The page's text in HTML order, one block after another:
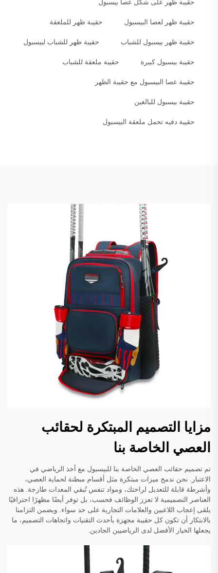
حقيبة ظهر على شكل عصا بيسبول
حقيبة ظهر لعصا البيسبول حقيبة ظهر للملعقة
حقيبة ظهر بيسبول للشباب حقيبة ظهر للشباب لبيسبول
حقيبة بيسبول كبيرة حقيبة ملعقة للشباب
حقيبة عصا البيسبول مع حقيبة الظهر
حقيبة بيسبول للبالغين
حقيبة دفيه تحمل ملعقة البيسبول
مزايا التصميم المبتكرة لحقائب
العصي الخاصة بنا
تم تصميم حقائب العصي الخاصة بنا للبيسبول مع أخذ الرياضي في
الاعتبار. نحن ندمج ميزات مبتكرة مثل أقسام مبطنة لحماية العصي،
وأشرطة قابلة للتعديل لراحتك، ومواد تنفس تُبقي المعدات طازجة. هذه
العناصر التصميمية لا تعزز الوظائف فحسب، بل توفر أيضًا مظهرًا احترافيًا
يلقى إعجاب اللاعبين والعلامات التجارية على حد سواء. ويضمن التزامنا
بالابتكار أن تكون كل حقيبة مجهزة بأحدث التقنيات واتجاهات التصميم، ما
يجعلها الخيار الأفضل لدى الرياضيين الجادين.